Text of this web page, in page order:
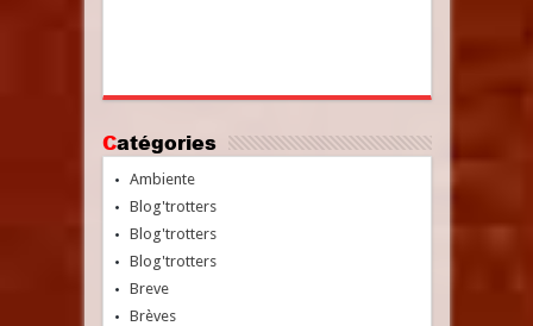
Catégories
Ambiente
Blog'trotters
Blog'trotters
Blog'trotters
Breve
Brèves